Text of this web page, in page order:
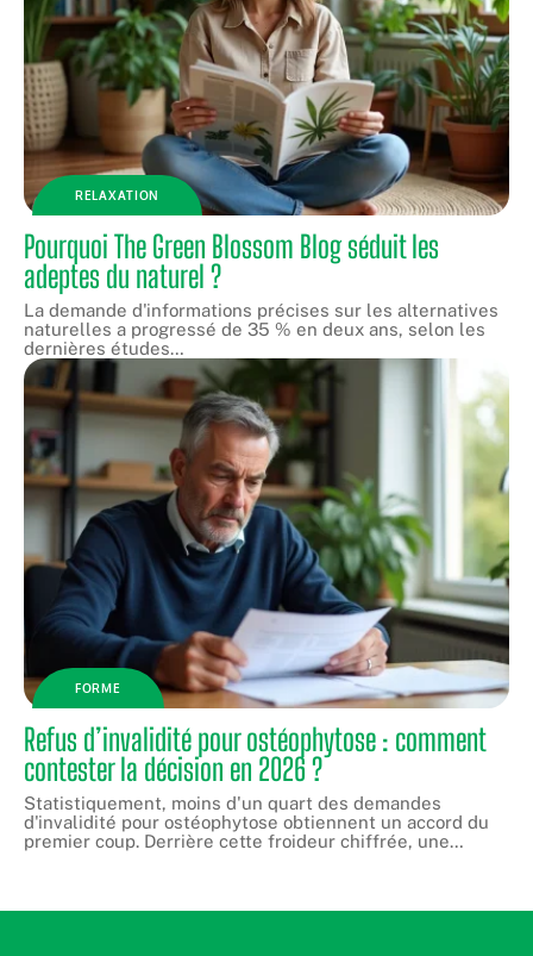
RELAXATION
Pourquoi The Green Blossom Blog séduit les
adeptes du naturel ?
La demande d'informations précises sur les alternatives
naturelles a progressé de 35 % en deux ans, selon les
dernières études…
FORME
Refus d’invalidité pour ostéophytose : comment
contester la décision en 2026 ?
Statistiquement, moins d'un quart des demandes
d'invalidité pour ostéophytose obtiennent un accord du
premier coup. Derrière cette froideur chiffrée, une…